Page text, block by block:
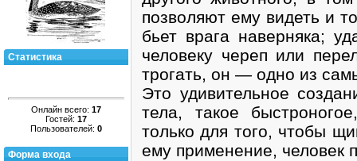
Статистика
Онлайн всего: 17
Гостей: 17
Пользователей: 0
Форма входа
позволяют ему видеть и
бьет врага наверняка;
человеку череп или
трогать, он — одно из
Это удивительное
тела, такое
только для того, чтобы
ему применение, человек